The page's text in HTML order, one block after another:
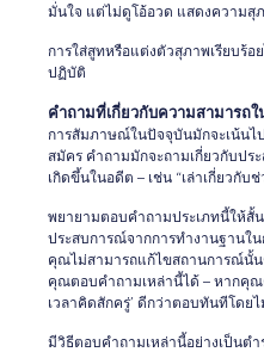
มั่นใจ แต่ไม่ดูโอ้อวด แสดงความสุ
การใส่สูทหรือแต่งตัวสุภาพเรียบร้
ปฏิบัติ
คำถามที่เกี่ยวกับความสามารถใ
การสัมภาษณ์ในปัจจุบันมักจะเน้นไ
สมัคร คำถามมักจะถามเกี่ยวกับป
เกิดขึ้นในอดีต – เช่น “เล่าเกี่ยวกับ
พยายามตอบคำถามประเภทนี้ให้สั้
ประสบการณ์จากการทำงานฐานใ
คุณไม่สามารถแก้ไขสถานการณ์นั้น
คุณตอบคำถามเหล่านี้ได้ – หากคุณ
เวลาคิดสักครู่’ ดีกว่าตอบทันทีโดย
มีวิธีตอบคำถามเหล่านี้อย่างเป็นต